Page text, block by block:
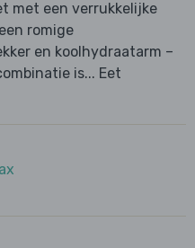
met een verrukkelijke
romige
en koolhydraatarm –
is... Eet